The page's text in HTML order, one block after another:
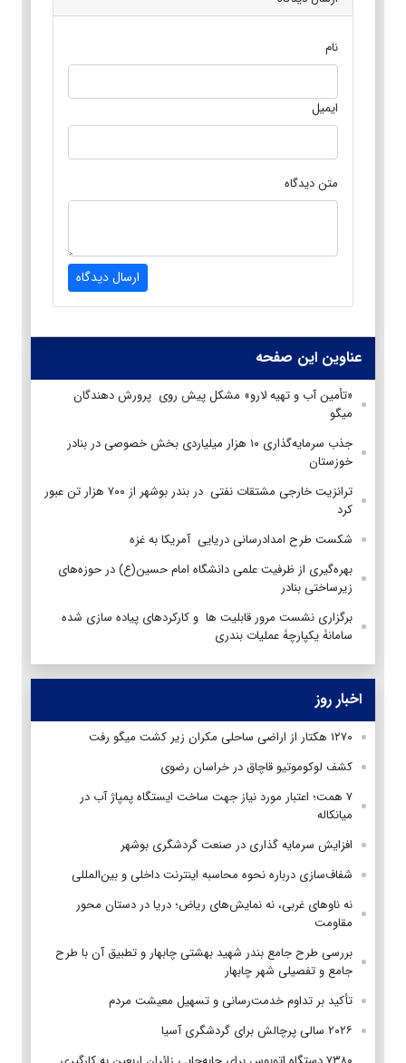
نام
ایمیل
متن دیدگاه
ارسال دیدگاه
عناوین این صفحه
«تأمین آب و تهیه لارو» مشکل پیش روی پرورش دهندگان
میگو
جذب سرمایه‌گذاری ۱۰ هزار میلیاردی بخش خصوصی در بنادر
خوزستان
ترانزیت خارجی مشتقات نفتی در بندر بوشهر از ۷۰۰ هزار تن عبور
کرد
شکست طرح امدادرسانی دریایی آمریکا به غزه
بهره‌گیری از ظرفیت علمی دانشگاه امام حسین(ع) در حوزه‌های
زیرساختی بنادر
برگزاری نشست مرور قابلیت ها و کارکردهای پیاده سازی شده
سامانۀ یکپارچۀ عملیات بندری
اخبار روز
۱۲۷۰ هکتار از اراضی ساحلی مکران زیر کشت میگو رفت
کشف لوکوموتیو قاچاق در خراسان رضوی
۷ همت؛ اعتبار مورد نیاز جهت ساخت ایستگاه پمپاژ آب در
میانکاله
افزایش سرمایه گذاری در صنعت گردشگری بوشهر
شفاف‌سازی درباره نحوه محاسبه اینترنت داخلی و بین‌المللی
نه ناوهای غربی، نه نمایش‌های ریاض؛ دریا در دستان محور
مقاومت
بررسی طرح جامع بندر شهید بهشتی چابهار و تطبیق آن با طرح
جامع و تفصیلی شهر چابهار
تأکید بر تداوم خدمت‌رسانی و تسهیل معیشت مردم
۲۰۲۶ سالی پرچالش برای گردشگری آسیا